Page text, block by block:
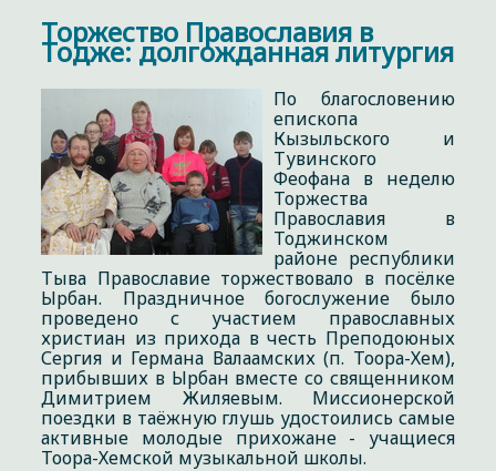
Торжество Православия в
Тодже: долгожданная литургия
По благословению
епископа
Кызыльского и
Тувинского
Феофана в неделю
Торжества
Православия в
Тоджинском
районе республики
Тыва Православие торжествовало в посёлке
Ырбан. Праздничное богослужение было
проведено с участием православных
христиан из прихода в честь Преподоюных
Сергия и Германа Валаамских (п. Тоора-Хем),
прибывших в Ырбан вместе со священником
Димитрием Жиляевым. Миссионерской
поездки в таёжную глушь удостоились самые
активные молодые прихожане - учащиеся
Тоора-Хемской музыкальной школы.